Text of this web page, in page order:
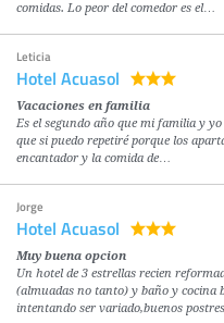
comidas. Lo peor del comedor es el…
Leticia
Hotel Acuasol
Vacaciones en familia
Es el segundo año que mi familia y
que si puedo repetiré porque los
encantador y la comida de…
Jorge
Hotel Acuasol
Muy buena opcion
Un hotel de 3 estrellas recien
(almuadas no tanto) y baño y cocina
intentando ser variado,buenos